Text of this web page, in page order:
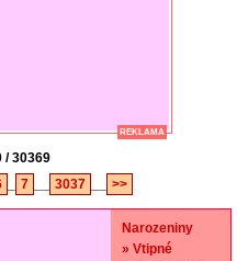
REKLAMA
/ 30369
7 3037 >>
Narozeniny
» Vtipné